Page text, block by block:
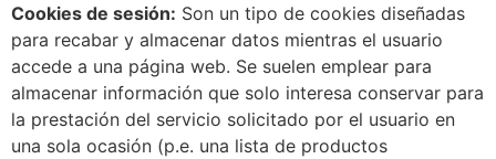
Cookies de sesión: Son un tipo de cookies diseñadas
para recabar y almacenar datos mientras el usuario
accede a una página web. Se suelen emplear para
almacenar información que solo interesa conservar para
la prestación del servicio solicitado por el usuario en
una sola ocasión (p.e. una lista de productos